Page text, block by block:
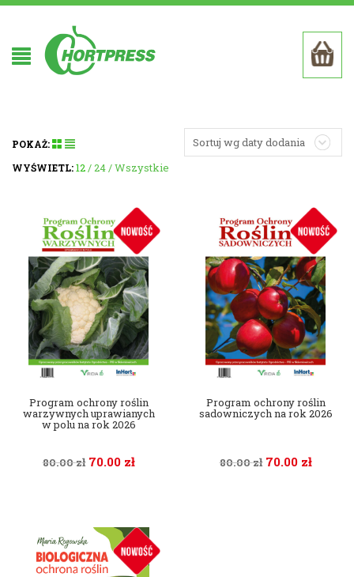
Sortuj wg daty dodania
POKAŻ:
WYŚWIETL:12 24 Wszystkie
Program ochrony roślin
warzywnych uprawianych
w polu na rok 2026
80.00zł 70.00 zł
Program ochrony roślin
sadowniczych na rok 2026
80.00zł 70.00 zł